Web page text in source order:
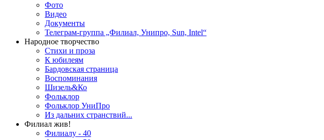
Фото
Видео
Документы
Телеграм-группа „Филиал, Унипро, Sun, Intel“
Народное творчество
Стихи и проза
К юбилеям
Бардовская страница
Воспоминания
Шизель&Ко
Фольклор
Фольклор УниПро
Из дальних странствий...
Филиал жив!
Филиалу - 40